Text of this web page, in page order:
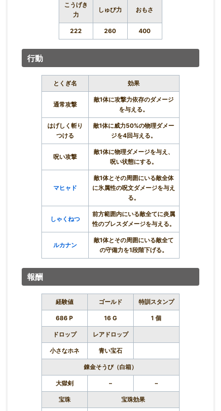
こうげき
力
しゅび力 おもさ
222 260 400
行動
とくぎ名 効果
通常攻撃
敵1体に攻撃力依存のダメージ
を与える。
はげしく斬り
つける
敵1体に威力50%の物理ダメー
ジを4回与える。
呪い攻撃
敵1体に物理ダメージを与え、
呪い状態にする。
マヒャド
敵1体とその周囲にいる敵全体
に氷属性の呪文ダメージを与え
る。
しゃくねつ
前方範囲内にいる敵全てに炎属
性のブレスダメージを与える。
ルカナン
敵1体とその周囲にいる敵全て
の守備力を1段階下げる。
報酬
経験値 ゴールド 特訓スタンプ
686 P 16 G 1 個
ドロップ レアドロップ
小さなホネ 青い宝石
錬金そうび（白箱）
大獄剣 – –
宝珠 宝珠効果